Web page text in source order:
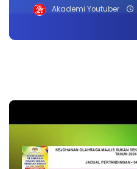
Akademi Youtuber